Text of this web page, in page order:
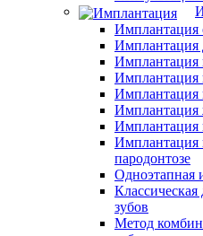
Имплантация
Имплантация
Имплантация
Имплантация
Имплантация
Имплантация
Имплантация
Имплантация
пародонтозе
Одноэтапная
зубов
Метод